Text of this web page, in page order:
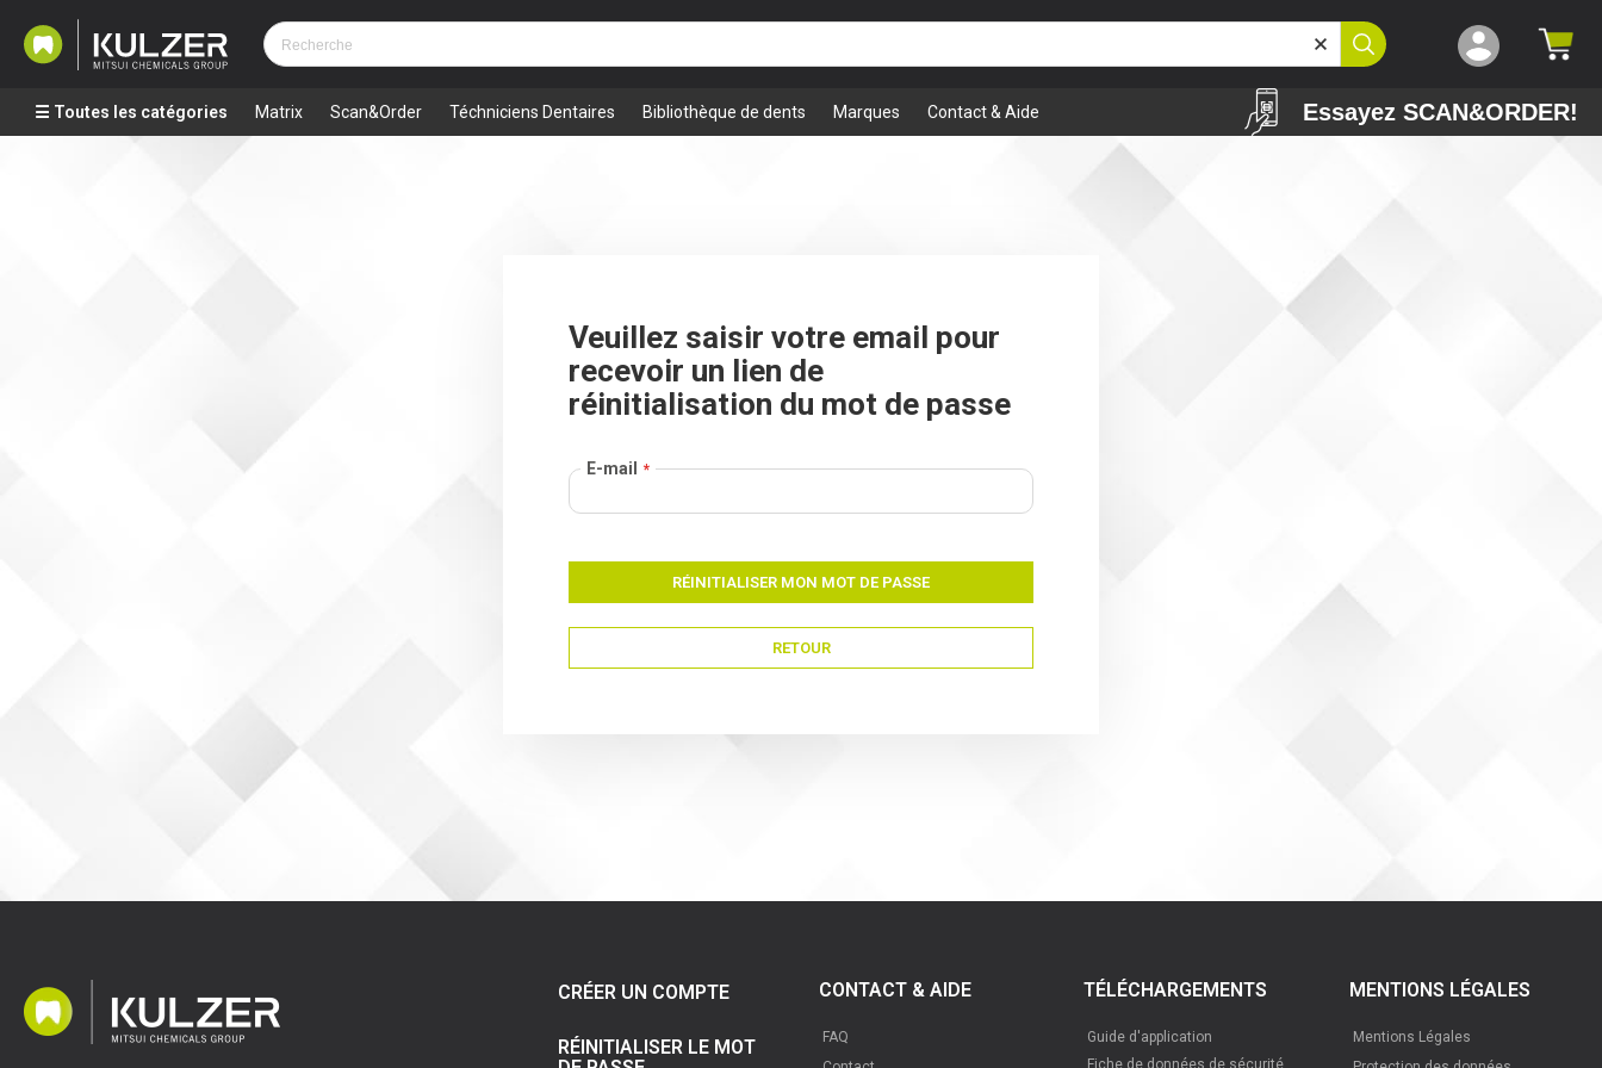
Toutes les catégories Matrix Scan&Order Téchniciens Dentaires Bibliothèque de dents Marques Contact & Aide Essayez SCAN&ORDER!
Veuillez saisir votre email pour
recevoir un lien de
réinitialisation du mot de passe
E-mail
RÉINITIALISER MON MOT DE PASSE
RETOUR
CRÉER UN COMPTE
RÉINITIALISER LE MOT
CONTACT & AIDE
FAQ
TÉLÉCHARGEMENTS
Guide d'application
Fiche de données de sécurité
MENTIONS LÉGALES
Mentions Légales